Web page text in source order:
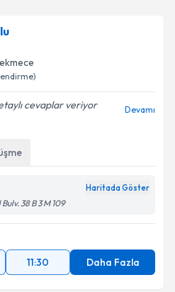
cevaplar veriyor
11:30 Daha Fazla